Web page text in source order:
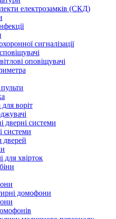
електрозамків (СКД)
сигналізації
оповіщувачі
воріт
дверні системи
системи
дверей
для хвірток
домофони